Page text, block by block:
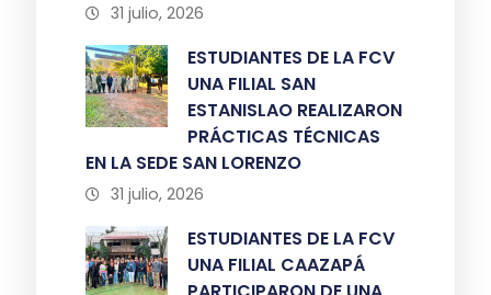
31 julio, 2026
ESTUDIANTES DE LA FCV
UNA FILIAL SAN
ESTANISLAO REALIZARON
PRÁCTICAS TÉCNICAS
EN LA SEDE SAN LORENZO
31 julio, 2026
ESTUDIANTES DE LA FCV
UNA FILIAL CAAZAPÁ